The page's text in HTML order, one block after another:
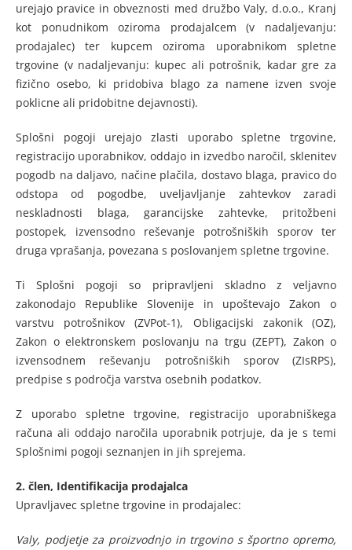
urejajo pravice in obveznosti med družbo Valy, d.o.o., Kranj
kot ponudnikom oziroma prodajalcem (v nadaljevanju:
prodajalec) ter kupcem oziroma uporabnikom spletne
trgovine (v nadaljevanju: kupec ali potrošnik, kadar gre za
fizično osebo, ki pridobiva blago za namene izven svoje
poklicne ali pridobitne dejavnosti).
Splošni pogoji urejajo zlasti uporabo spletne trgovine,
registracijo uporabnikov, oddajo in izvedbo naročil, sklenitev
pogodb na daljavo, načine plačila, dostavo blaga, pravico do
odstopa od pogodbe, uveljavljanje zahtevkov zaradi
neskladnosti blaga, garancijske zahtevke, pritožbeni
postopek, izvensodno reševanje potrošniških sporov ter
druga vprašanja, povezana s poslovanjem spletne trgovine.
Ti Splošni pogoji so pripravljeni skladno z veljavno
zakonodajo Republike Slovenije in upoštevajo Zakon o
varstvu potrošnikov (ZVPot-1), Obligacijski zakonik (OZ),
Zakon o elektronskem poslovanju na trgu (ZEPT), Zakon o
izvensodnem reševanju potrošniških sporov (ZIsRPS),
predpise s področja varstva osebnih podatkov.
Z uporabo spletne trgovine, registracijo uporabniškega
računa ali oddajo naročila uporabnik potrjuje, da je s temi
Splošnimi pogoji seznanjen in jih sprejema.
2. člen, Identifikacija prodajalca
Upravljavec spletne trgovine in prodajalec:
Valy, podjetje za proizvodnjo in trgovino s športno opremo,